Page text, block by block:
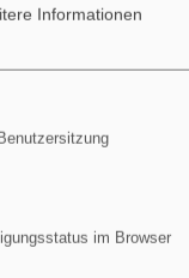
Informationen
im Browser